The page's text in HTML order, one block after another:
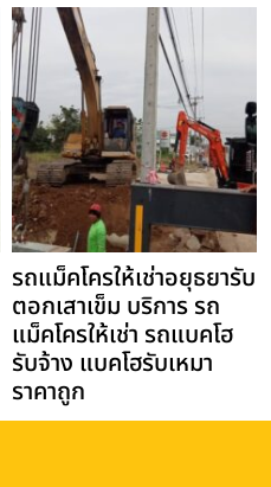
รถแม็คโครให้เช่าอยุธยารับ
ตอกเสาเข็ม บริการ รถ
แม็คโครให้เช่า รถแบคโฮ
รับจ้าง แบคโฮรับเหมา
ราคาถูก